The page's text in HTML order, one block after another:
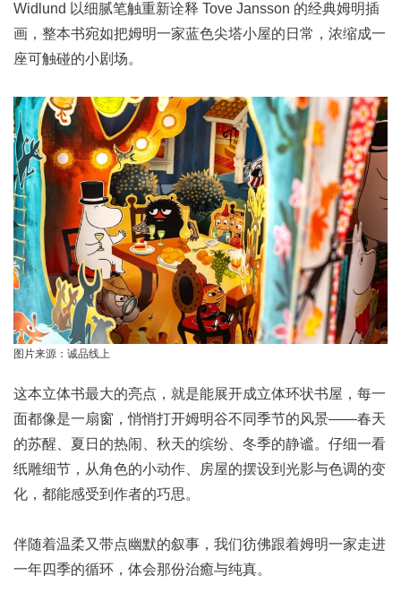
Widlund 以细腻笔触重新诠释 Tove Jansson 的经典姆明插
画，整本书宛如把姆明一家蓝色尖塔小屋的日常，浓缩成一
座可触碰的小剧场。
图片来源：诚品线上
这本立体书最大的亮点，就是能展开成立体环状书屋，每一
面都像是一扇窗，悄悄打开姆明谷不同季节的风景——春天
的苏醒、夏日的热闹、秋天的缤纷、冬季的静谧。仔细一看
纸雕细节，从角色的小动作、房屋的摆设到光影与色调的变
化，都能感受到作者的巧思。
伴随着温柔又带点幽默的叙事，我们彷佛跟着姆明一家走进
一年四季的循环，体会那份治癒与纯真。